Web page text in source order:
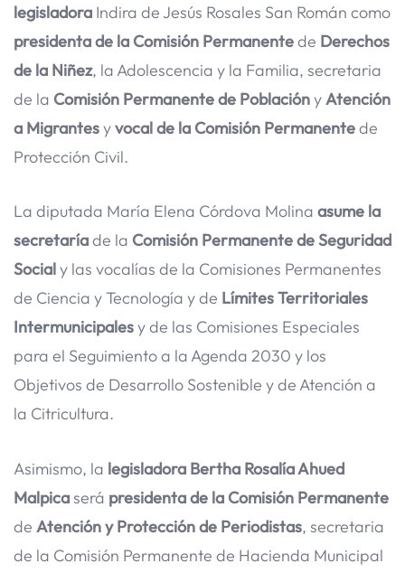
legisladora Indira de Jesús Rosales San Román como
presidenta de la Comisión Permanentede Derechos
de la Niñez, la Adolescencia y la Familia, secretaria
de la Comisión Permanente de Poblacióny Atención
a Migrantesyvocal de la Comisión Permanentede
Protección Civil.
La diputada María Elena Córdova Molina asume la
secretaríade la Comisión Permanente de Seguridad
Socialy las vocalías de la Comisiones Permanentes
de Ciencia y Tecnología y de Límites Territoriales
Intermunicipalesy de las Comisiones Especiales
para el Seguimiento a la Agenda 2030 y los
Objetivos de Desarrollo Sostenible y de Atención a
la Citricultura.
Asimismo, la legisladora Bertha Rosalía Ahued
Malpicaserá presidenta de la Comisión Permanente
de Atención y Protección de Periodistas, secretaria
de la Comisión Permanente de Hacienda Municipal